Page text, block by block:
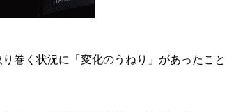
巻く状況に「変化のうねり」があったこと